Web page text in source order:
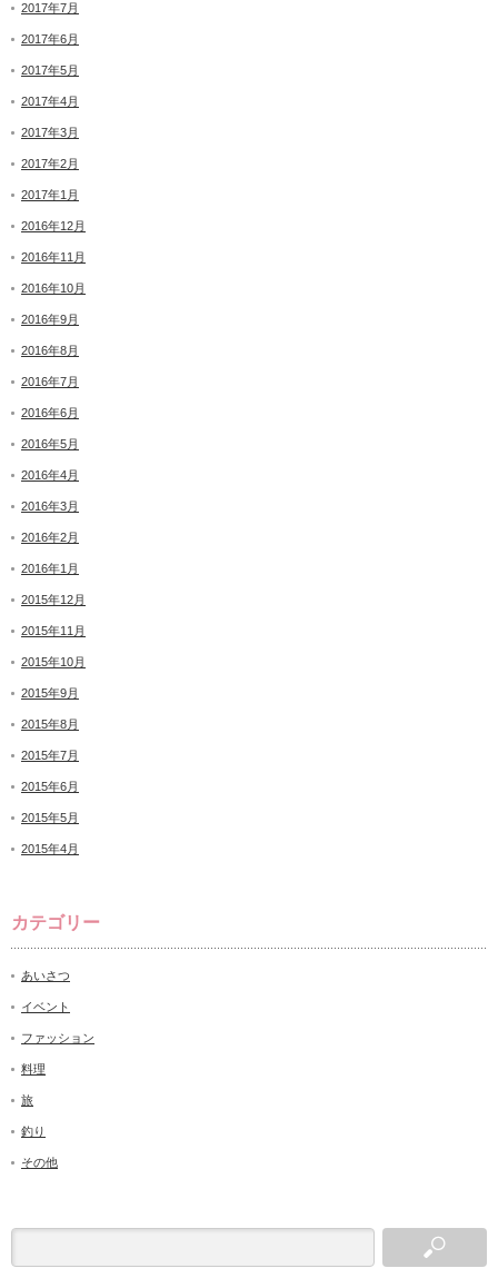
2017年7月
2017年6月
2017年5月
2017年4月
2017年3月
2017年2月
2017年1月
2016年12月
2016年11月
2016年10月
2016年9月
2016年8月
2016年7月
2016年6月
2016年5月
2016年4月
2016年3月
2016年2月
2016年1月
2015年12月
2015年11月
2015年10月
2015年9月
2015年8月
2015年7月
2015年6月
2015年5月
2015年4月
カテゴリー
あいさつ
イベント
ファッション
料理
旅
釣り
その他